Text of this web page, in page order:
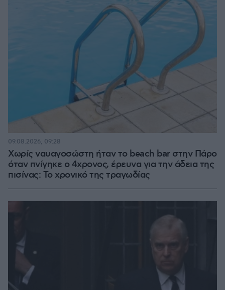
Χωρίς ναυαγοσώστη ήταν το beach bar στην Πάρο
όταν πνίγηκε ο 4χρονος, έρευνα για την άδεια της
πισίνας: Το χρονικό της τραγωδίας
09.08.2026, 09:28